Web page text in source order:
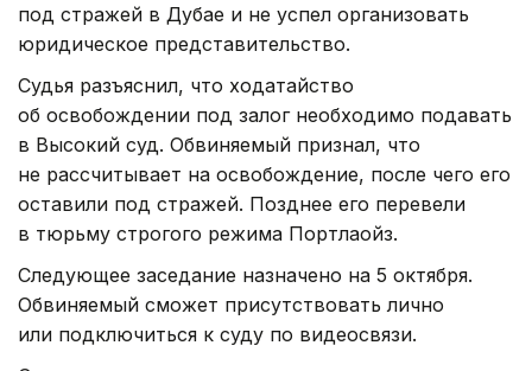
под стражей в Дубае и не успел организовать
юридическое представительство.
Судья разъяснил, что ходатайство
об освобождении под залог необходимо подавать
в Высокий суд. Обвиняемый признал, что
не рассчитывает на освобождение, после чего его
оставили под стражей. Позднее его перевели
в тюрьму строгого режима Портлаойз.
Следующее заседание назначено на 5 октября.
Обвиняемый сможет присутствовать лично
или подключиться к суду по видеосвязи.